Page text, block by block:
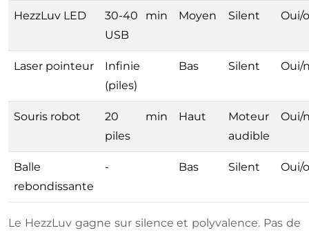
HezzLuv LED
30-40 min
USB
Moyen Silent Oui/
Laser pointeur
Infinie
(piles)
Bas Silent Oui/
Souris robot
20 min
piles
Haut
Moteur
audible
Oui/
Balle
rebondissante
- Bas Silent Oui/
Le HezzLuv gagne sur silence et polyvalence. Pas de